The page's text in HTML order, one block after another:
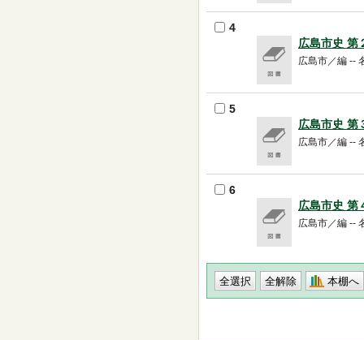
4
広島市史
広島市／編 --
5
広島市史
広島市／編 --
6
広島市史
広島市／編 --
本棚へ